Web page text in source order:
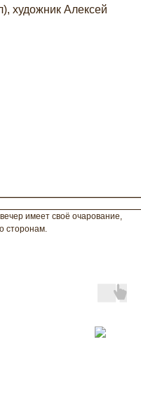
художник Алексей
имеет своё очарование,
сторонам.